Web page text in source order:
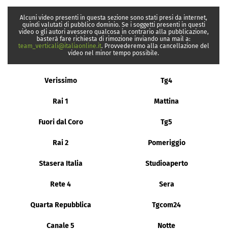
Alcuni video presenti in questa sezione sono stati presi da internet,
quindi valutati di pubblico dominio. Se i soggetti presenti in questi
video o gli autori avessero qualcosa in contrario alla pubblicazione,
basterà fare richiesta di rimozione inviando una mail a:
team_verticali@italiaonline.it. Provvederemo alla cancellazione del
video nel minor tempo possibile.
Verissimo Tg4
Rai 1 Mattina
Fuori dal Coro Tg5
Rai 2 Pomeriggio
Stasera Italia Studioaperto
Rete 4 Sera
Quarta Repubblica Tgcom24
Canale 5 Notte